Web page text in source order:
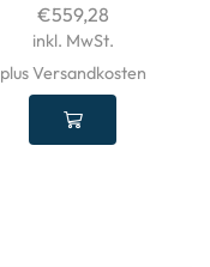
€559,28
inkl. MwSt.
plus Versandkosten